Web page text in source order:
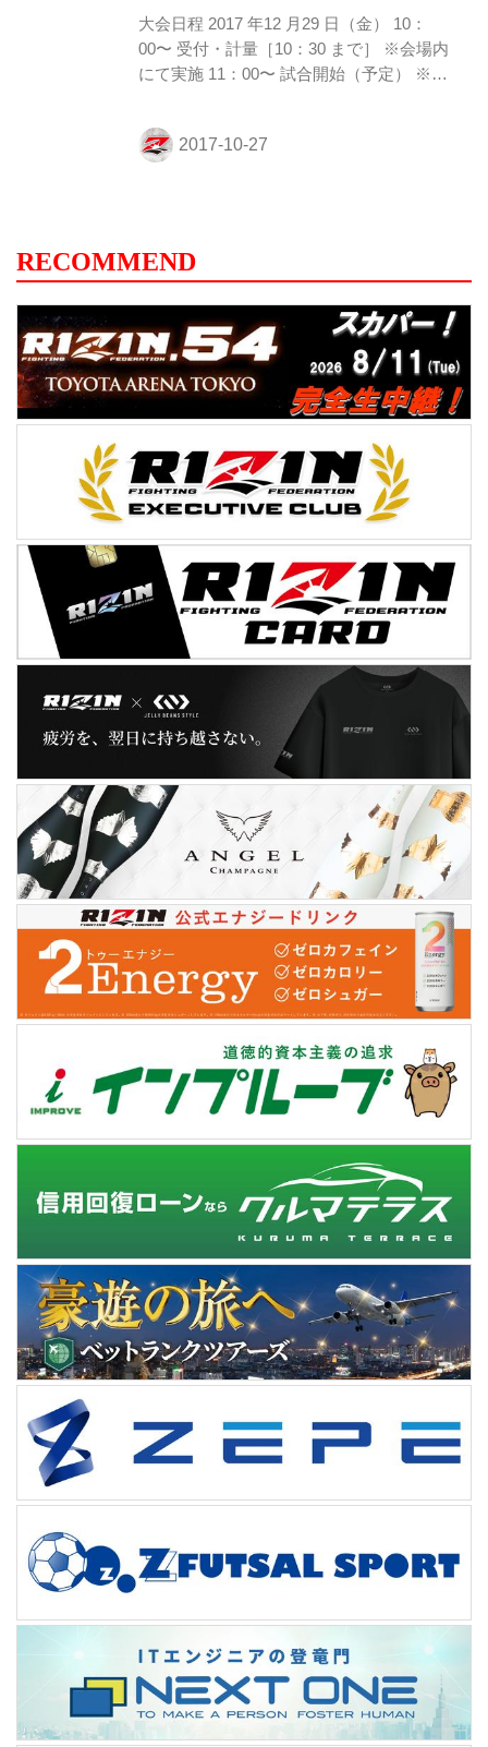
まり次第...
大会日程 2017 年12 月29 日（金） 10：
00〜 受付・計量［10：30 まで］ ※会場内
にて実施 11：00〜 試合開始（予定） ※ス
ウンスでご案内します。 会場 さいたまス
ーパーアリーナ コミュニティアリーナ ※
（２）本要項に同意し、申込書の誓約書に
保護者の署名捺印があること （３）過去に
脳の疾患を負ったことがなく、心身ともに
健康であること （４）本大会に出場する充
分な格闘技の技量を持っていること ...
RECOMMEND